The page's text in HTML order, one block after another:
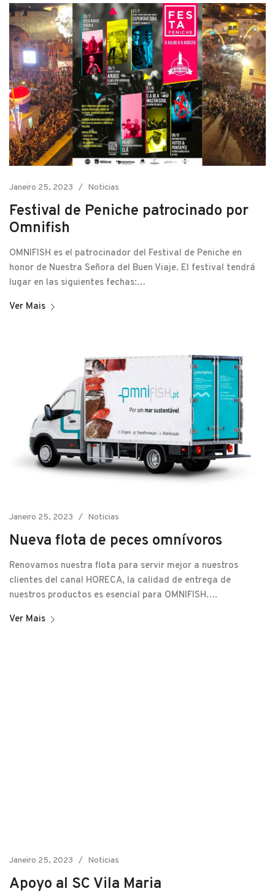
Janeiro 25, 2023 Noticias
Festival de Peniche patrocinado por
Omnifish
OMNIFISH es el patrocinador del Festival de Peniche en
honor de Nuestra Señora del Buen Viaje. El festival tendrá
lugar en las siguientes fechas:…
Ver Mais
Janeiro 25, 2023 Noticias
Nueva flota de peces omnívoros
Renovamos nuestra flota para servir mejor a nuestros
clientes del canal HORECA, la calidad de entrega de
nuestros productos es esencial para OMNIFISH….
Ver Mais
Janeiro 25, 2023 Noticias
Apoyo al SC Vila Maria